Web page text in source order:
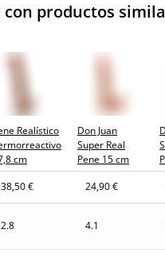
productos
Realístico
cm
Don Juan
Super Real
Pene 15 cm
38,50 € 24,90 €
2.8 4.1